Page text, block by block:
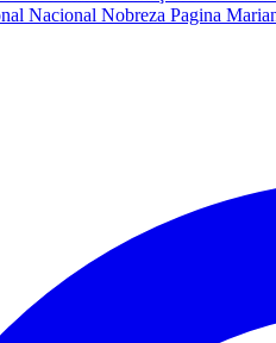
Nacional Nobreza Pagina